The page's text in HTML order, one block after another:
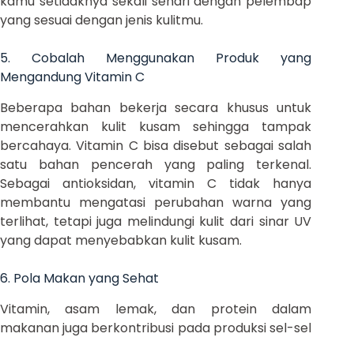
yang sesuai dengan jenis kulitmu.
5. Cobalah Menggunakan Produk yang
Mengandung Vitamin C
Beberapa bahan bekerja secara khusus untuk
mencerahkan kulit kusam sehingga tampak
bercahaya. Vitamin C bisa disebut sebagai salah
satu bahan pencerah yang paling terkenal.
Sebagai antioksidan, vitamin C tidak hanya
membantu mengatasi perubahan warna yang
terlihat, tetapi juga melindungi kulit dari sinar UV
yang dapat menyebabkan kulit kusam.
6. Pola Makan yang Sehat
Vitamin, asam lemak, dan protein dalam
makanan juga berkontribusi pada produksi sel-sel